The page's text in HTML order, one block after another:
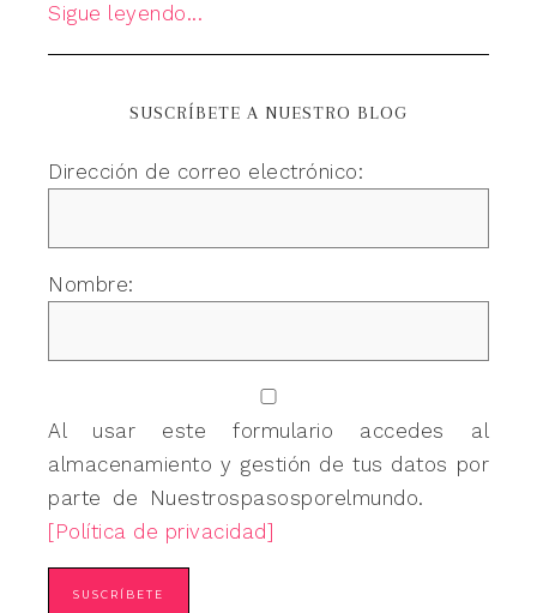
Sigue leyendo...
SUSCRÍBETE A NUESTRO BLOG
Dirección de correo electrónico:
Nombre:
Al usar este formulario accedes al
almacenamiento y gestión de tus datos por
parte de Nuestrospasosporelmundo.
[Política de privacidad]